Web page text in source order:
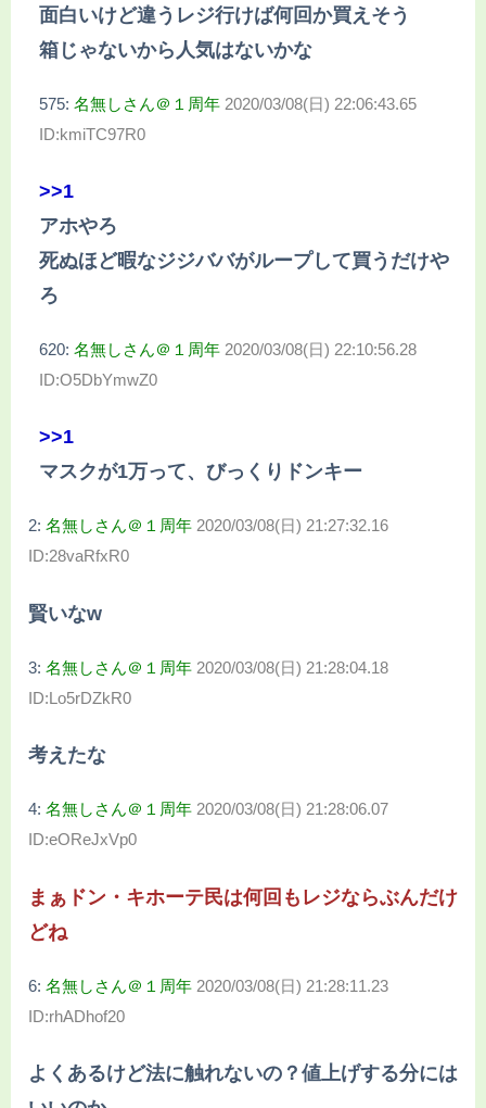
面白いけど違うレジ行けば何回か買えそう
箱じゃないから人気はないかな
575: 名無しさん＠１周年 2020/03/08(日) 22:06:43.65
ID:kmiTC97R0
>>1
アホやろ
死ぬほど暇なジジババがループして買うだけや
ろ
620: 名無しさん＠１周年 2020/03/08(日) 22:10:56.28
ID:O5DbYmwZ0
>>1
マスクが1万って、びっくりドンキー
2: 名無しさん＠１周年 2020/03/08(日) 21:27:32.16
ID:28vaRfxR0
賢いなw
3: 名無しさん＠１周年 2020/03/08(日) 21:28:04.18
ID:Lo5rDZkR0
考えたな
4: 名無しさん＠１周年 2020/03/08(日) 21:28:06.07
ID:eOReJxVp0
まぁドン・キホーテ民は何回もレジならぶんだけ
どね
6: 名無しさん＠１周年 2020/03/08(日) 21:28:11.23
ID:rhADhof20
よくあるけど法に触れないの？値上げする分には